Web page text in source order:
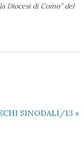
Diocesi di Como” del
SINODALI/13 »